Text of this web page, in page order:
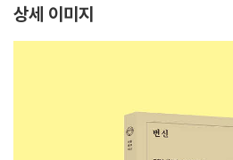
상세 이미지